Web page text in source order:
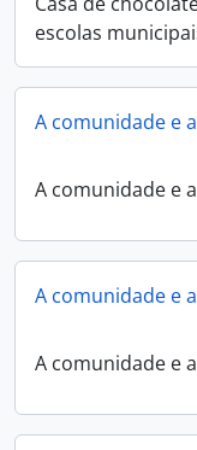
escolas
A comunidade e
A comunidade e
A comunidade e
A comunidade e